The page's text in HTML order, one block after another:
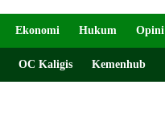
Ekonomi Hukum Opini
OC Kaligis Kemenhub